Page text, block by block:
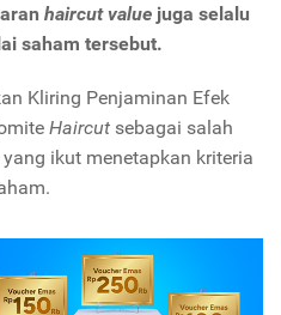
haircut value juga selalu
saham tersebut.
Kliring Penjaminan Efek
Haircut sebagai salah
ikut menetapkan kriteria